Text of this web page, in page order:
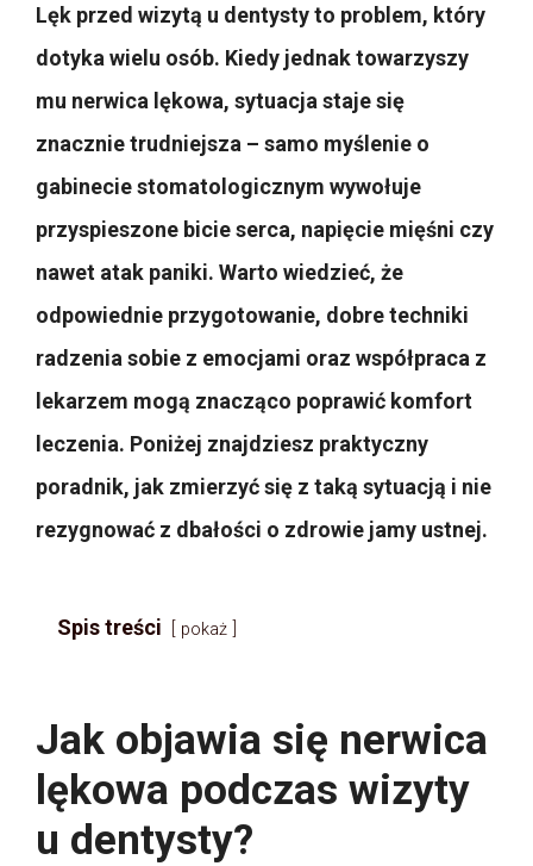
Lęk przed wizytą u dentysty to problem, który
dotyka wielu osób. Kiedy jednak towarzyszy
mu nerwica lękowa, sytuacja staje się
znacznie trudniejsza – samo myślenie o
gabinecie stomatologicznym wywołuje
przyspieszone bicie serca, napięcie mięśni czy
nawet atak paniki. Warto wiedzieć, że
odpowiednie przygotowanie, dobre techniki
radzenia sobie z emocjami oraz współpraca z
lekarzem mogą znacząco poprawić komfort
leczenia. Poniżej znajdziesz praktyczny
poradnik, jak zmierzyć się z taką sytuacją i nie
rezygnować z dbałości o zdrowie jamy ustnej.
Spis treści pokaż
Jak objawia się nerwica
lękowa podczas wizyty
u dentysty?